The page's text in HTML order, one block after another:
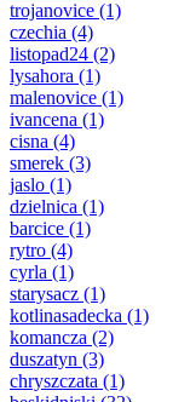
trojanovice (1)
czechia (4)
listopad24 (2)
lysahora (1)
malenovice (1)
ivancena (1)
cisna (4)
smerek (3)
jaslo (1)
dzielnica (1)
barcice (1)
rytro (4)
cyrla (1)
starysacz (1)
kotlinasadecka (1)
komancza (2)
duszatyn (3)
chryszczata (1)